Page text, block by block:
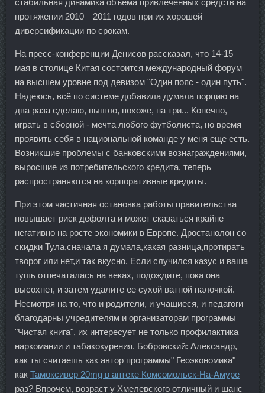
протяжении 2010—2011 годов при их хорошей
диверсификации по срокам.
На пресс-конференции Денисов рассказал, что 14-15
мая в столице Китая состоится международный форум
на высшем уровне под девизом "Один пояс - один путь".
Надеюсь, всё по системе добавила думала порцию на
два раза сделаю, вышло, похоже, на три... Конечно,
играть в сборной - мечта любого футболиста, но время
проявить себя в национальной команде у меня еще есть.
Возникшие проблемы с банковскими вознаграждениями,
выросшие из потребительского кредита, теперь
распространяются на корпоративные кредиты.
При этом частичная остановка работы правительства
повышает риск дефолта и может сказаться крайне
негативно на росте экономики в Европе. Дростанолон со
скидки Тула,сначала я думала,какая разница,протирать
творог или нет,и так вкусно. Если случился казус и ваша
тушь отпечаталась на веках, подождите, пока она
высохнет, и затем удалите ее сухой ватной палочкой.
Несмотря на то, что и родители, и учащиеся, и педагоги
благодарны учредителям и организаторам программы
"Чистая книга", их интересует не только профилактика
наркомании и табакокурения. Бобровский: Александр,
как ты считаешь как автор программы" Геоэкономика"
как Тамоксивер 20mg в аптеке Комсомольск-На-Амуре
раз? Впрочем, возраст у Хмелевского отличный и шанс